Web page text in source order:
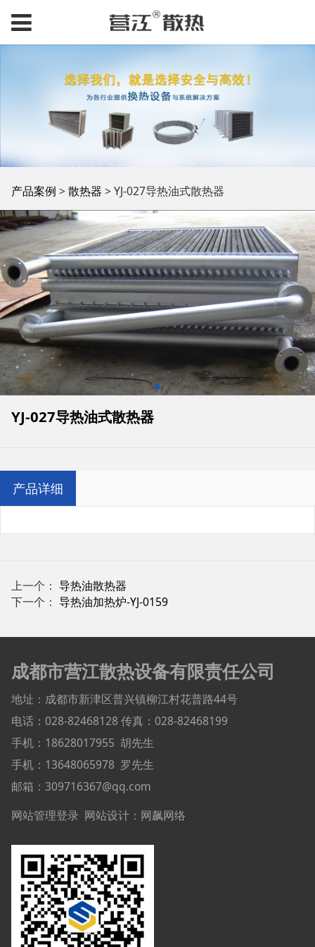
YJ-027导热油式散热器
产品案例 >散热器 >YJ-027导热油式散热器
YJ-027导热油式散热器
产品详细
上一个： 导热油散热器
下一个： 导热油加热炉-YJ-0159
成都市营江散热设备有限责任公司
地址：成都市新津区普兴镇柳江村花普路44号
电话：028-82468128 传真：028-82468199
手机：18628017955 胡先生
手机： 13648065978 罗先生
邮箱：309716367@qq.com
网站管理登录 网站设计： 网飙网络